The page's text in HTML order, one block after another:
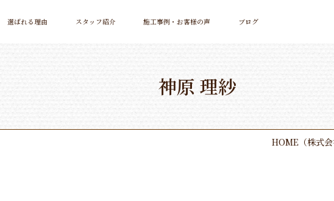
選ばれる理由 スタッフ紹介 施工事例・お客様の声 ブログ
神原 理紗
HOME （株式